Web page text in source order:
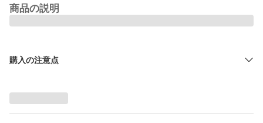
商品の説明
購入の注意点